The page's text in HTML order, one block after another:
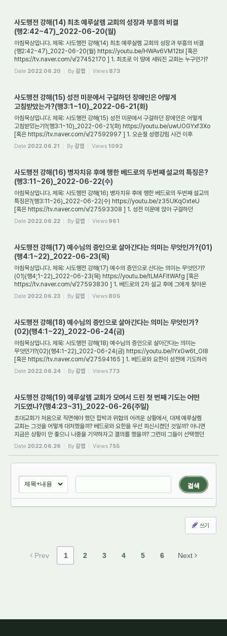
사도행전 강해(14) 최초 예루살렘 교회의 성장과 부흥의 비결
(행2:42~47)_2022-06-20(월)
아침묵상입니다. 제목: 사도행전 강해(14) 최초 예루살렘 교회의 성장과 부흥의 비결
(행2:42~47)_2022-06-20(월) https://youtu.be/HWAv6VM12bI [혹은
https://tv.naver.com/v/27452170 ] 1. 최초로 이 땅에 세워진 교회는 누구인가?
오순절 성령강림과 더불어...
Date 2022.06.20 By갈렙 Views 873
사도행전 강해(15) 성전 미문에서 구걸하던 장애인은 어떻게
고침받았는가?(행3:1~10)_2022-06-21(화)
아침묵상입니다. 제목: 사도행전 강해(15) 성전 미문에서 구걸하던 장애인은 어떻게
고침받았는가?(행3:1~10)_2022-06-21(화) https://youtu.be/uwUOGYxf3Xo
[혹은 https://tv.naver.com/v/27592997 ] 1. 오순절 성령강림 사건 이후
베드로와 요한에게 또 무슨...
Date 2022.06.21 By갈렙 Views 1092
사도행전 강해(16) 병자치유 후에 행한 베드로의 두번째 설교의 특징은?
(행3:11~26)_2022-06-22(수)
아침묵상입니다. 제목: 사도행전 강해(16) 병자치유 후에 행한 베드로의 두번째 설교의
특징은?(행3:11~26)_2022-06-22(수) https://youtu.be/z35UKqOxteU
[혹은 https://tv.naver.com/v/27593308 ] 1. 성전 미문에 앉아 구걸하던
나면서부터 못 걷게 된 자의 ...
Date 2022.06.22 By갈렙 Views 961
사도행전 강해(17) 예수님의 증인으로 살아간다는 의미는 무엇인가?(01)
(행4:1~22)_2022-06-23(목)
아침묵상입니다. 제목: 사도행전 강해(17) 예수의 증인으로 산다는 의미는 무엇인가?
(01)(행4;1~22)_2022-06-23(목) https://youtu.be/tLMAFltWAfg [혹은
https://tv.naver.com/v/27593830 ] 1. 베드로의 2차 설교 후에 그에게 찾아온
것은 무엇이었는가? 나면...
Date 2022.06.23 By갈렙 Views 805
사도행전 강해(18) 예수님의 증인으로 살아간다는 의미는 무엇인가?
(02)(행4:1~22)_2022-06-24(금)
아침묵상입니다. 제목: 사도행전 강해(18) 예수님의 증인으로 살아간다는 의미는
무엇인가?(02)(행4:1~22)_2022-06-24(금) https://youtu.be/IYxGw6t_Ol8
[혹은 https://tv.naver.com/v/27594165 ] 1. 베드로와 요한이 성전에 기도하러
가다가 나면서부터 못 ...
Date 2022.06.24 By갈렙 Views 773
사도행전 강해(19) 예루살렘 교회가 모여서 드린 첫 번째 기도는 어떤
기도였나?(행4:23~31)_2022-06-26(주일)
초대교회가 처음으로 직면해야 했던 핍박과 위협의 어려운 상황에서, 대체 예루살렘
교회는 그것을 어떻게 대처했을까? 베드로와 요한을 우선 피신시켰던 것일까? 아니면
지금은 상황이 안 좋으니 나중을 기약하자고 결의를 했을까? 그런데 그들이 선택했던
선...
Date 2022.06.26 By갈렙 Views 755
검색
쓰기
Prev 1 2 3 4 5 6 Next